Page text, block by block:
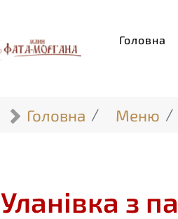
Головна
Головна Меню
Уланівка з